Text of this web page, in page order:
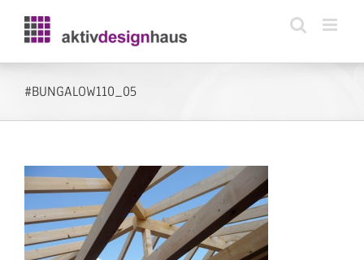
Inhalt
springen
#BUNGALOW110_05